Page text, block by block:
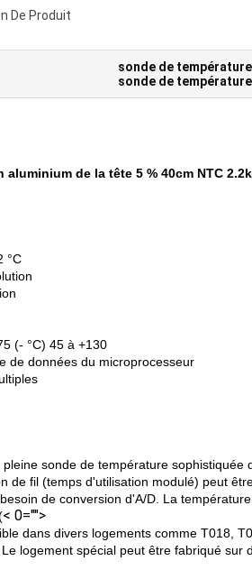
De Produit
sonde de
sonde de
de la tête 5 % 40cm NTC
°C
(- °C) 45 à +130
de données du microprocesseur
sonde de température sophistiquée
de fil (temps d'utilisation modulé) peut
de conversion d'A/D. La
< 0="">
dans divers logements comme T018,
logement spécial peut être fabriqué sur